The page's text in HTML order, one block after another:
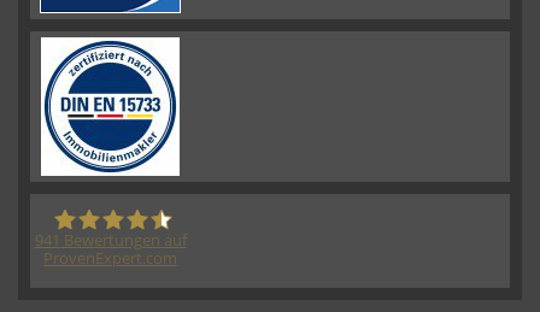
HORN IMMOBILIEN GmbH
941 Bewertungen auf
ProvenExpert.com